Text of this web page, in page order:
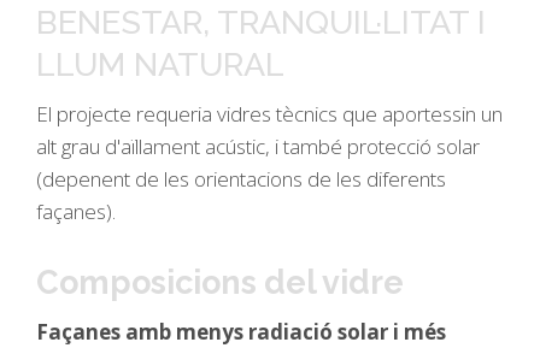
BENESTAR, TRANQUIL·LITAT I
LLUM NATURAL
El projecte requeria vidres tècnics que aportessin un
alt grau d'aïllament acústic, i també protecció solar
(depenent de les orientacions de les diferents
façanes).
Composicions del vidre
Façanes amb menys radiació solar i més